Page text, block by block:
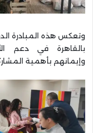
وتعكس هذه المبادرة
بالقاهرة في دعم
وإيمانهم بأهمية